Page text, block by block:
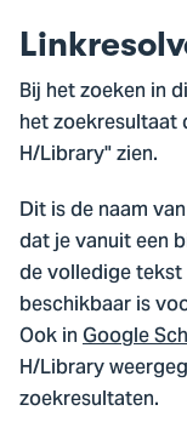
Bij het zoeken in
het
H/Library" zien.
Dit is de naam
dat je vanuit een
de volledige
beschikbaar is
Ook inGoogle
H/Library
zoekresultaten.